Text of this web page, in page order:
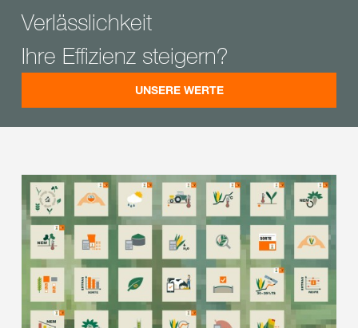
Verlässlichkeit
Ihre Effizienz steigern?
UNSERE WERTE